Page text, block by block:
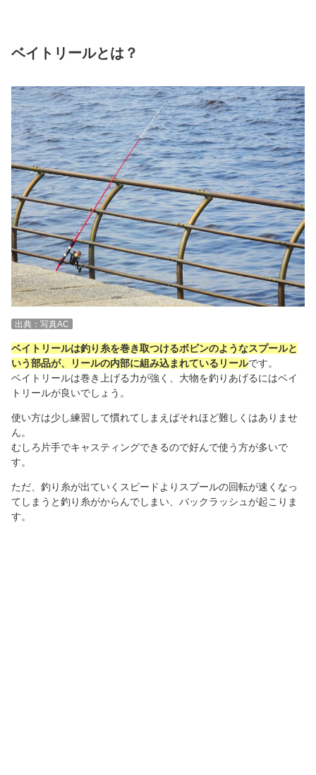
ベイトリールとは？
出典：写真AC
ベイトリールは釣り糸を巻き取つけるボビンのようなスプールと
いう部品が、リールの内部に組み込まれているリールです。
ベイトリールは巻き上げる力が強く、大物を釣りあげるにはベイ
トリールが良いでしょう。
使い方は少し練習して慣れてしまえばそれほど難しくはありませ
ん。
むしろ片手でキャスティングできるので好んで使う方が多いで
す。
ただ、釣り糸が出ていくスピードよりスプールの回転が速くなっ
てしまうと釣り糸がからんでしまい、バックラッシュが起こりま
す。